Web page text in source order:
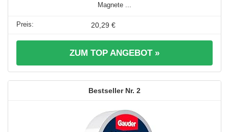
Magnete ...
20,29 €
ZUM TOP ANGEBOT »
2